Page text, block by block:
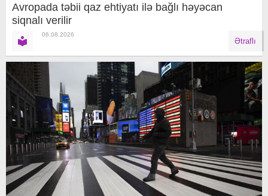
Avropada təbii qaz ehtiyatı ilə bağlı həyəcan
siqnalı verilir
06.08.2026
Ətraflı